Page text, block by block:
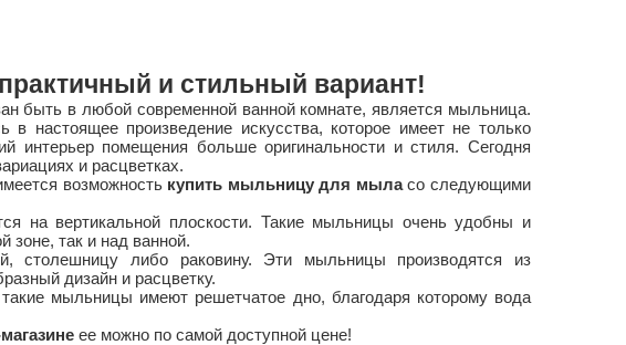
и стильный вариант!
быть в любой современной ванной комнате, является мыльница.
в настоящее произведение искусства, которое имеет не только
интерьер помещения больше оригинальности и стиля. Сегодня
и расцветках.
возможность купить мыльницу для мыласо следующими
на вертикальной плоскости. Такие мыльницы очень удобны и
зоне, так и над ванной.
столешницу либо раковину. Эти мыльницы производятся из
дизайн и расцветку.
мыльницы имеют решетчатое дно, благодаря которому вода
ее можно по самой доступной цене!